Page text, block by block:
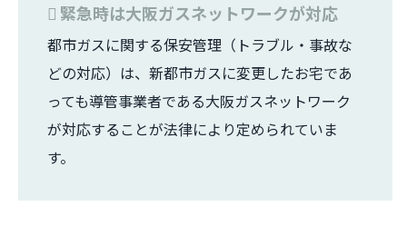
緊急時は大阪ガスネットワークが対応
都市ガスに関する保安管理（トラブル・事故な
どの対応）は、新都市ガスに変更したお宅であ
っても導管事業者である大阪ガスネットワーク
が対応することが法律により定められていま
す。